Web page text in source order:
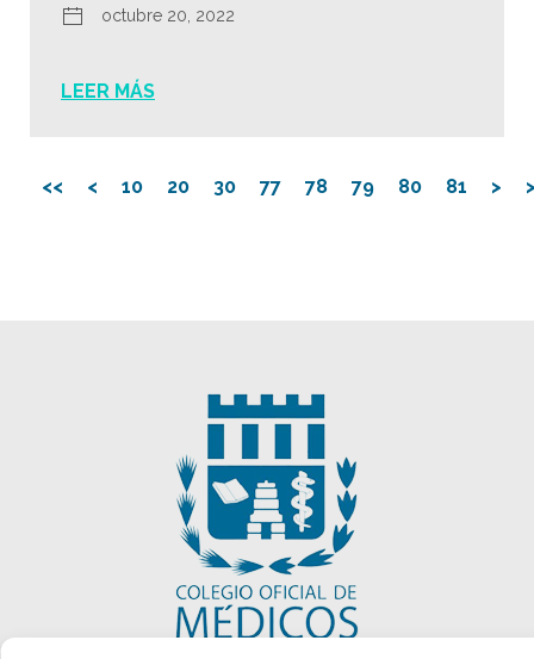
octubre 20, 2022
LEER MÁS
<< < 10 20 30 77 78 79 80 81 >